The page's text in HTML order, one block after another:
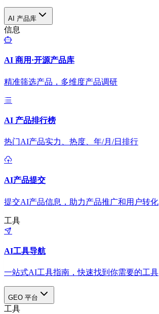
AI 产品库
信息
AI 商用·开源产品库
精准筛选产品，多维度产品调研
AI 产品排行榜
热门AI产品实力、热度、年/月/日排行
AI产品提交
提交AI产品信息，助力产品推广和用户转化
工具
AI工具导航
一站式AI工具指南，快速找到你需要的工具
GEO 平台
工具